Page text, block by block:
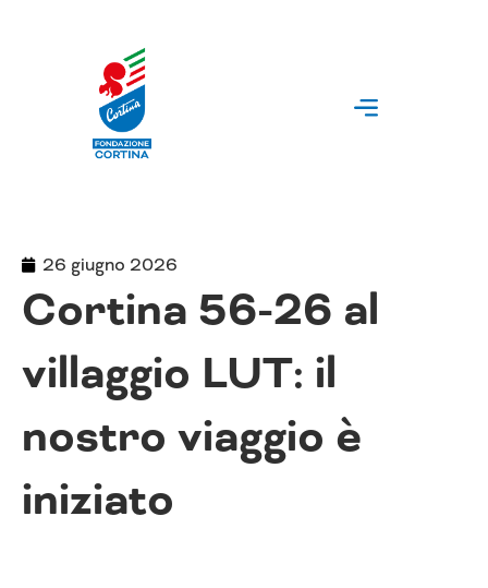
26 giugno 2026
Cortina 56-26 al
villaggio LUT: il
nostro viaggio è
iniziato